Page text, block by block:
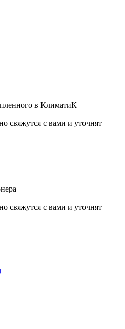
в КлиматиК
свяжутся с вами и уточнят
свяжутся с вами и уточнят